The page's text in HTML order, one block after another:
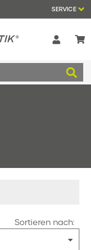
SERVICE
Sortieren nach: